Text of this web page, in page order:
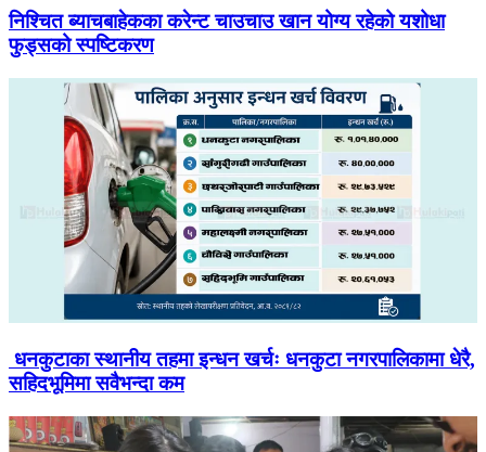
निश्चित ब्याचबाहेकका करेन्ट चाउचाउ खान योग्य रहेको यशोधा
फुड्सको स्पष्टिकरण
धनकुटाका स्थानीय तहमा इन्धन खर्चः धनकुटा नगरपालिकामा धेरै,
सहिदभूमिमा सवैभन्दा कम